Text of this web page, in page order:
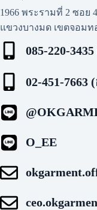
1966 พระรามที่ 2 ซอย
แขวงบางมด เขตจอมท
085-220-
02-451-7663
O_EE